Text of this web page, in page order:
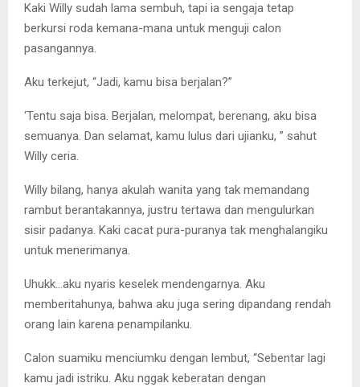
Kaki Willy sudah lama sembuh, tapi ia sengaja tetap
berkursi roda kemana-mana untuk menguji calon
pasangannya.
Aku terkejut, “Jadi, kamu bisa berjalan?”
‘Tentu saja bisa. Berjalan, melompat, berenang, aku bisa
semuanya. Dan selamat, kamu lulus dari ujianku, ” sahut
Willy ceria.
Willy bilang, hanya akulah wanita yang tak memandang
rambut berantakannya, justru tertawa dan mengulurkan
sisir padanya. Kaki cacat pura-puranya tak menghalangiku
untuk menerimanya.
Uhukk…aku nyaris keselek mendengarnya. Aku
memberitahunya, bahwa aku juga sering dipandang rendah
orang lain karena penampilanku.
Calon suamiku menciumku dengan lembut, “Sebentar lagi
kamu jadi istriku. Aku nggak keberatan dengan